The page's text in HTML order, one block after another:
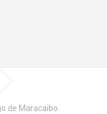
de Maracaibo.